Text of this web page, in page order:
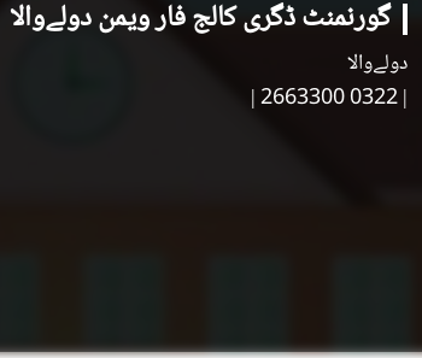
گورنمنٹ ڈگری کالج فار ویمن دولےوالا
دولےوالا
| 0322 2663300
|